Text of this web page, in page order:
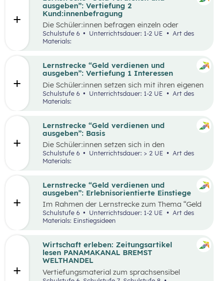
der Speise. Im Anschluss werden die
Schätzungen und die tatsächlichen Ausgaben
miteinander verglichen und die Vorgehensweise
beim Einkauf reflektiert.
ausgeben”: Vertiefung 2
Kund:innenbefragung
Die Schüler:innen befragen einzeln oder
paarweise Kund:innen in einem Supermarkt zu
den Zahlungsgewohnheiten und versuchen
Antworten der Supermarktkund:innen werden
auf einem Interviewbogen/Fragebogen
festgehalten und in der Klasse gemeinsam mit
der Lehrkraft ausgewertet. Eine weitere
Perspektive kann, je nach den örtlichen
Gegebenheiten, eingenommen werden, indem
Zahlungsformen sie anbieten und welche Art
der Zahlung sie bevorzugen.
Schulstufe 6 Unterrichtsdauer: 1-2 UE
Art des
Materials:
Lernstrecke “Geld verdienen und
ausgeben”: Vertiefung 1 Interessen
Die Schüler:innen setzen sich mit ihren eigenen
Interessen und Stärken auseinander.
Gemeinsam werden verschiedene Stärken und
Schüler:innen zeigen, dass es mit diesem
Wissen leichter ist den richtigen Beruf für sich
zu finden und die Auseinandersetzung mit
einzelnen Berufen wird ermöglicht.
Schulstufe 6 Unterrichtsdauer: 1-2 UE
Materials:
Lernstrecke “Geld verdienen und
ausgeben”: Basis
Die Schüler:innen setzen sich in den
unterschiedlichen Aufgabestellungen rund um
das Thema Geld mit den Themen Funktionen
Konsum auseinander. Außerdem gibt es zwei
Bonus-Inhalte zu den Themen „Das kostenlose
Handy“ und „Geld-Typ“.
Schulstufe 6 Unterrichtsdauer: > 2 UE
Materials:
Lernstrecke “Geld verdienen und
ausgeben”: Erlebnisorientierte Einstiege
Im Rahmen der Lernstrecke zum Thema “Geld
verdienen und ausgeben”, werden drei mögliche
Einstiegsideen vorgestellt. Diese Vorschläge
Erlebnisse konzipiert, um die Schüler:innen
aktiv in den Lernprozess einzubinden.
Schulstufe 6 Unterrichtsdauer: 1-2 UE
Art des
Materials: Einstiegsideen
Wirtschaft erleben: Zeitungsartikel
lesen PANAMAKANAL BREMST
WELTHANDEL
Vertiefungsmaterial zum sprachsensibel